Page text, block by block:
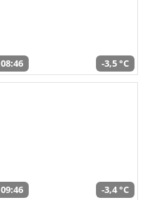
08:46 -3,5 °C
09:46 -3,4 °C